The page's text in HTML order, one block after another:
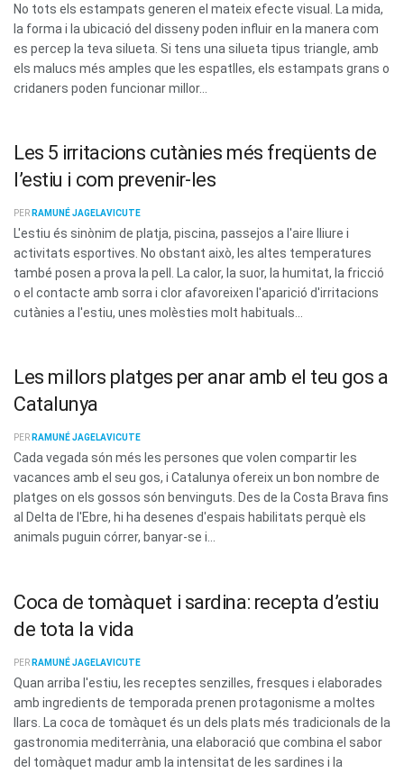
No tots els estampats generen el mateix efecte visual. La mida,
la forma i la ubicació del disseny poden influir en la manera com
es percep la teva silueta. Si tens una silueta tipus triangle, amb
els malucs més amples que les espatlles, els estampats grans o
cridaners poden funcionar millor...
Les 5 irritacions cutànies més freqüents de
l’estiu i com prevenir-les
PER RAMUNÉ JAGELAVICUTE
L'estiu és sinònim de platja, piscina, passejos a l'aire lliure i
activitats esportives. No obstant això, les altes temperatures
també posen a prova la pell. La calor, la suor, la humitat, la fricció
o el contacte amb sorra i clor afavoreixen l'aparició d'irritacions
cutànies a l'estiu, unes molèsties molt habituals...
Les millors platges per anar amb el teu gos a
Catalunya
PER RAMUNÉ JAGELAVICUTE
Cada vegada són més les persones que volen compartir les
vacances amb el seu gos, i Catalunya ofereix un bon nombre de
platges on els gossos són benvinguts. Des de la Costa Brava fins
al Delta de l'Ebre, hi ha desenes d'espais habilitats perquè els
animals puguin córrer, banyar-se i...
Coca de tomàquet i sardina: recepta d’estiu
de tota la vida
PER RAMUNÉ JAGELAVICUTE
Quan arriba l'estiu, les receptes senzilles, fresques i elaborades
amb ingredients de temporada prenen protagonisme a moltes
llars. La coca de tomàquet és un dels plats més tradicionals de la
gastronomia mediterrània, una elaboració que combina el sabor
del tomàquet madur amb la intensitat de les sardines i la